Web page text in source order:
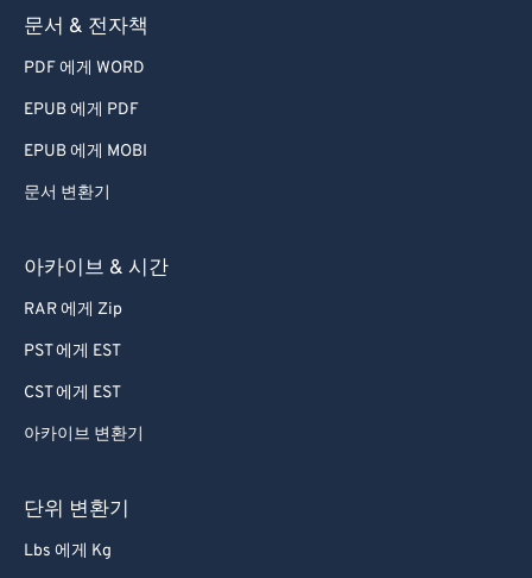
문서 & 전자책
PDF 에게 WORD
EPUB 에게 PDF
EPUB 에게 MOBI
문서 변환기
아카이브 & 시간
RAR 에게 Zip
PST 에게 EST
CST 에게 EST
아카이브 변환기
단위 변환기
Lbs 에게 Kg